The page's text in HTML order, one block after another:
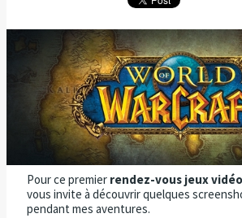
Pour ce premier rendez-vous jeux vidéo
vous invite à découvrir quelques
pendant mes aventures.